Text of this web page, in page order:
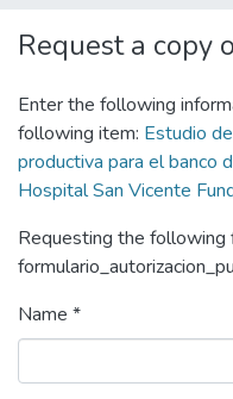
Request a copy
Enter the following
following item: Estudio
productiva para el banco
Hospital San Vicente
Requesting the following
Name *